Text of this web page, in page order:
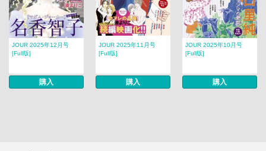
JOUR 2025年12月号
[Full版]
購入
JOUR 2025年11月号
[Full版]
購入
JOUR 2025年10月号
[Full版]
購入